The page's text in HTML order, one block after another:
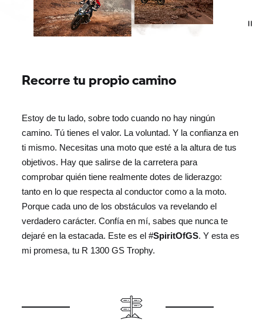
Recorre tu propio camino
Estoy de tu lado, sobre todo cuando no hay ningún
camino. Tú tienes el valor. La voluntad. Y la confianza en
ti mismo. Necesitas una moto que esté a la altura de tus
objetivos. Hay que salirse de la carretera para
comprobar quién tiene realmente dotes de liderazgo:
tanto en lo que respecta al conductor como a la moto.
Porque cada uno de los obstáculos va revelando el
verdadero carácter. Confía en mí, sabes que nunca te
dejaré en la estacada. Este es el #SpiritOfGS. Y esta es
mi promesa, tu R 1300GS Trophy.